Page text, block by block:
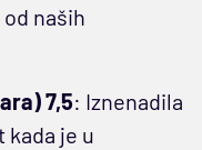
naših
7,5: Iznenadila
kada je u